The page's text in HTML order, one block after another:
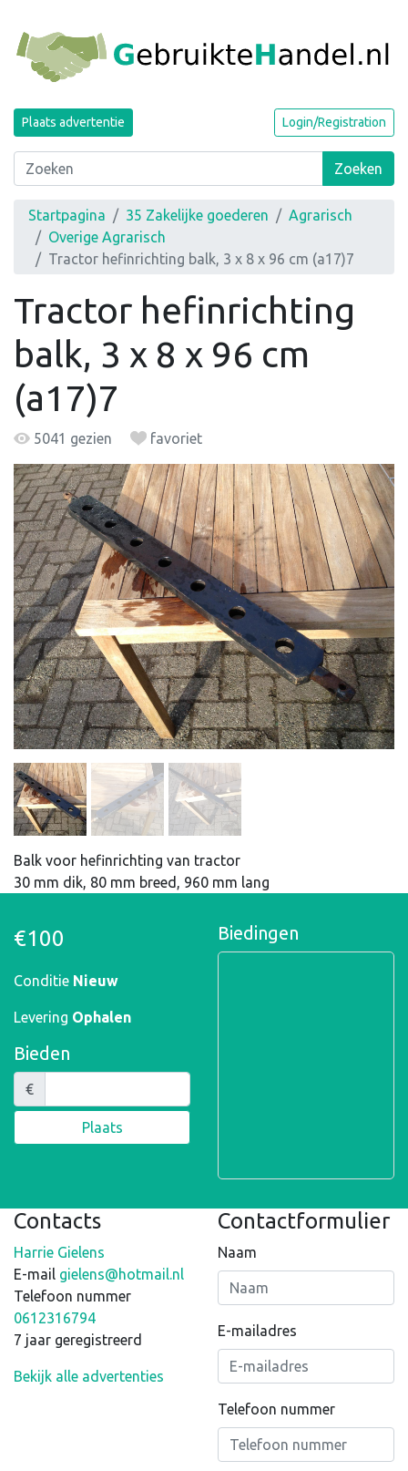
Plaats advertentie Login/Registration
Zoeken
Startpagina 35 Zakelijke goederen
Agrarisch
Overige Agrarisch
Tractor hefinrichting balk, 3 x 8 x 96 cm (a17)7
Tractor hefinrichting
balk, 3 x 8 x 96 cm
(a17)7
5041 gezien favoriet
Balk voor hefinrichting van tractor
30 mm dik, 80 mm breed, 960 mm lang
€100
Conditie Nieuw
Levering Ophalen
Bieden
€
Plaats
Biedingen
Contacts
Harrie Gielens
E-mail gielens@hotmail.nl
Telefoon nummer
0612316794
7 jaar geregistreerd
Bekijk alle advertenties
Contactformulier
Naam
E-mailadres
Telefoon nummer